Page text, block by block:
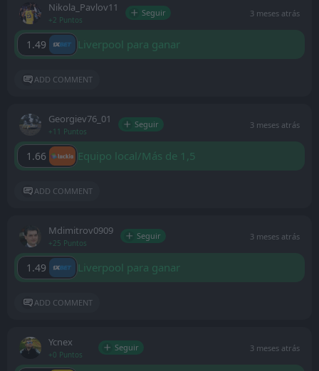
Nikola_Pavlov11
+2 Puntos
Seguir 3 meses atrás
1.49 Liverpool para ganar
ADD COMMENT
Georgiev76_01
+11 Puntos
Seguir 3 meses atrás
1.66 Equipo local/Más de 1,5
ADD COMMENT
Mdimitrov0909
+25 Puntos
Seguir 3 meses atrás
1.49 Liverpool para ganar
ADD COMMENT
Ycnex
+0 Puntos
Seguir 3 meses atrás